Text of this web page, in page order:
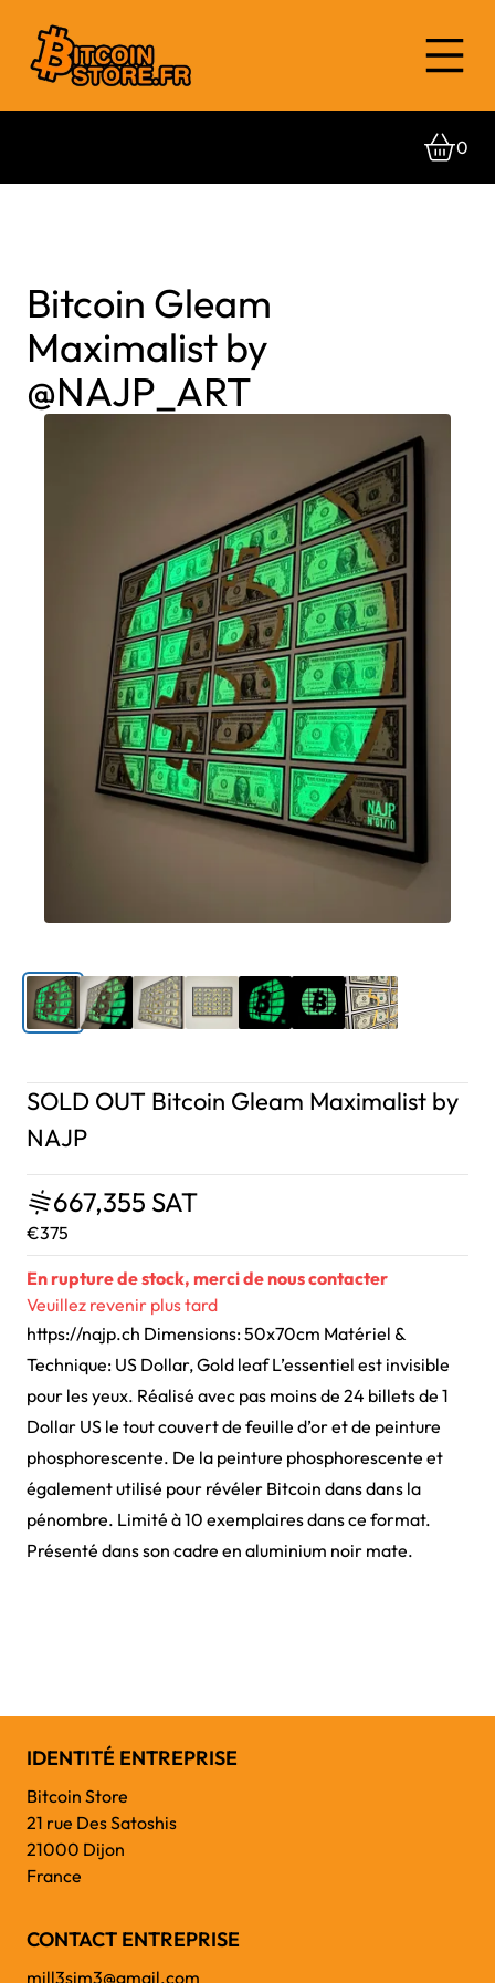
0
Bitcoin Gleam
Maximalist by
@NAJP_ART
SOLD OUT Bitcoin Gleam Maximalist by
NAJP
667,355 SAT
€375
En rupture de stock, merci de nous contacter
Veuillez revenir plus tard
https://najp.ch Dimensions: 50x70cm Matériel &
Technique: US Dollar, Gold leaf L’essentiel est invisible
pour les yeux. Réalisé avec pas moins de 24 billets de 1
Dollar US le tout couvert de feuille d’or et de peinture
phosphorescente. De la peinture phosphorescente et
également utilisé pour révéler Bitcoin dans dans la
pénombre. Limité à 10 exemplaires dans ce format.
Présenté dans son cadre en aluminium noir mate.
IDENTITÉ ENTREPRISE
Bitcoin Store
21 rue Des Satoshis
21000 Dijon
France
CONTACT ENTREPRISE
mill3sim3@gmail.com